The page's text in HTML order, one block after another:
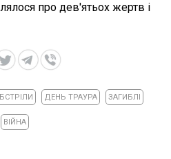
про дев'ятьох жертв і
ДЕНЬ ТРАУРА ЗАГИБЛІ
ВІЙНА